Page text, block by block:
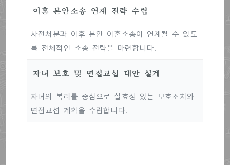
이혼 본안소송 연계 전략 수립
사전처분과 이후 본안 이혼소송이 연계될 수 있도
록 전체적인 소송 전략을 마련합니다.
자녀 보호 및 면접교섭 대안 설계
자녀의 복리를 중심으로 실효성 있는 보호조치와
면접교섭 계획을 수립합니다.